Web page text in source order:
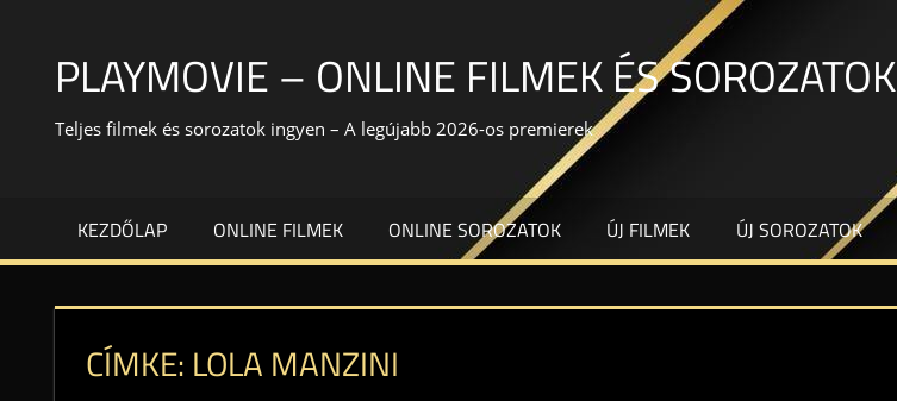
contentPLAYMOVIE – ONLINE FILMEK ÉS SOROZATOK
Teljes filmek és sorozatok ingyen – A legújabb 2026-os premierek
KEZDŐLAP ONLINE FILMEK ONLINE SOROZATOK ÚJ FILMEK ÚJ SOROZATOK
CÍMKE: LOLA MANZINI